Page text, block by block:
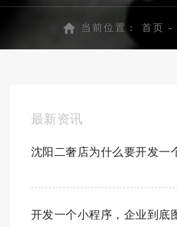
当前位置： 首页 -
最新资讯
开发一个小程序，企业到底